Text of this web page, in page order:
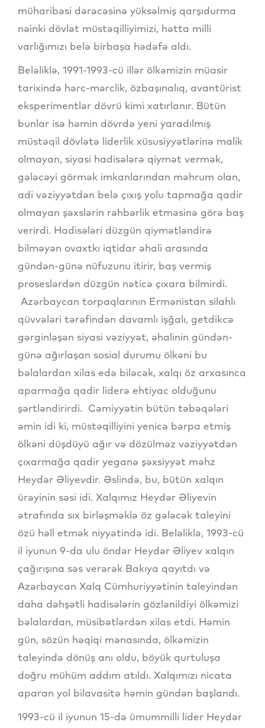
müharibəsi dərəcəsinə yüksəlmiş qarşıdurma
nəinki dövlət müstəqilliyimizi, hətta milli
varlığımızı belə birbaşa hədəfə aldı.
Beləliklə, 1991-1993-cü illər ölkəmizin müasir
tarixində hərc-mərclik, özbaşınalıq, avantürist
eksperimentlər dövrü kimi xatırlanır. Bütün
bunlar isə həmin dövrdə yeni yaradılmış
müstəqil dövlətə liderlik xüsusiyyətlərinə malik
olmayan, siyasi hadisələrə qiymət vermək,
gələcəyi görmək imkanlarından məhrum olan,
adi vəziyyətdən belə çıxış yolu tapmağa qadir
olmayan şəxslərin rəhbərlik etməsinə görə baş
verirdi. Hadisələri düzgün qiymətləndirə
bilməyən ovaxtkı iqtidar əhali arasında
gündən-günə nüfuzunu itirir, baş vermiş
proseslərdən düzgün nəticə çıxara bilmirdi.
Azərbaycan torpaqlarının Ermənistan silahlı
qüvvələri tərəfindən davamlı işğalı, getdikcə
gərginləşən siyasi vəziyyət, əhalinin gündən-
günə ağırlaşan sosial durumu ölkəni bu
bəlalardan xilas edə biləcək, xalqı öz arxasınca
aparmağa qadir liderə ehtiyac olduğunu
şərtləndirirdi. Cəmiyyətin bütün təbəqələri
əmin idi ki, müstəqilliyini yenicə bərpa etmiş
ölkəni düşdüyü ağır və dözülməz vəziyyətdən
çıxarmağa qadir yeganə şəxsiyyət məhz
Heydər Əliyevdir. Əslində, bu, bütün xalqın
ürəyinin səsi idi. Xalqımız Heydər Əliyevin
ətrafında sıx birləşməklə öz gələcək taleyini
özü həll etmək niyyətində idi. Beləliklə, 1993-cü
il iyunun 9-da ulu öndər Heydər Əliyev xalqın
çağırışına səs verərək Bakıya qayıtdı və
Azərbaycan Xalq Cümhuriyyətinin taleyindən
daha dəhşətli hadisələrin gözlənildiyi ölkəmizi
bəlalardan, müsibətlərdən xilas etdi. Həmin
gün, sözün həqiqi mənasında, ölkəmizin
taleyində dönüş anı oldu, böyük qurtuluşa
doğru mühüm addım atıldı. Xalqımızı nicata
aparan yol bilavasitə həmin gündən başlandı.
1993-cü il iyunun 15-də ümummilli lider Heydər